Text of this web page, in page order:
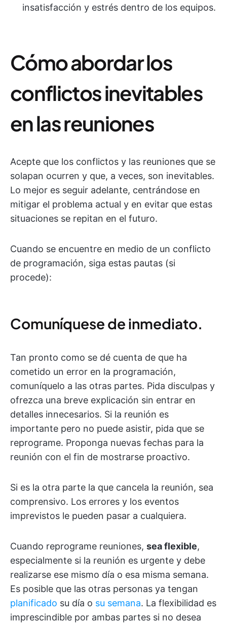
insatisfacción y estrés dentro de los equipos.
Cómo abordar los
conflictos inevitables
en las reuniones
Acepte que los conflictos y las reuniones que se
solapan ocurren y que, a veces, son inevitables.
Lo mejor es seguir adelante, centrándose en
mitigar el problema actual y en evitar que estas
situaciones se repitan en el futuro.
Cuando se encuentre en medio de un conflicto
de programación, siga estas pautas (si
procede):
Comuníquese de inmediato.
Tan pronto como se dé cuenta de que ha
cometido un error en la programación,
comuníquelo a las otras partes. Pida disculpas y
ofrezca una breve explicación sin entrar en
detalles innecesarios. Si la reunión es
importante pero no puede asistir, pida que se
reprograme. Proponga nuevas fechas para la
reunión con el fin de mostrarse proactivo.
Si es la otra parte la que cancela la reunión, sea
comprensivo. Los errores y los eventos
imprevistos le pueden pasar a cualquiera.
Cuando reprograme reuniones, sea flexible,
especialmente si la reunión es urgente y debe
realizarse ese mismo día o esa misma semana.
Es posible que las otras personas ya tengan
planificado su día o su semana. La flexibilidad es
imprescindible por ambas partes si no desea